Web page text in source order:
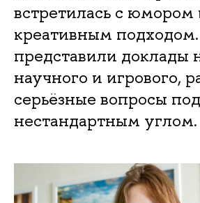
встретилась с юмором
креативным
представили доклады
научного и игрового,
серьёзные вопросы под
нестандартным углом.